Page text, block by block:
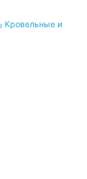
Кровельные и